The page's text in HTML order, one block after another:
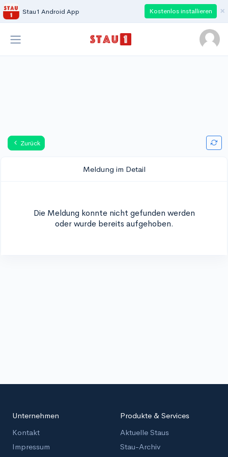
Stau1 Android App Kostenlos installieren ×
Zurück
Meldung im Detail
Die Meldung konnte nicht gefunden werden
oder wurde bereits aufgehoben.
Unternehmen
Kontakt
Impressum
Produkte & Services
Aktuelle Staus
Stau-Archiv